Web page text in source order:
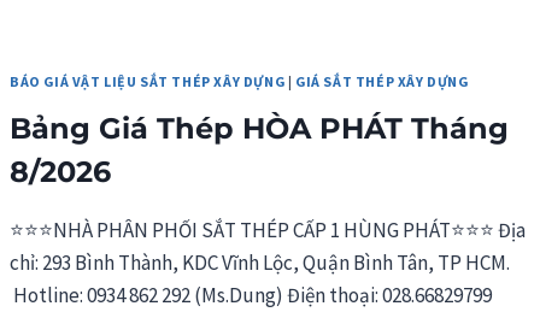
BÁO GIÁ VẬT LIỆU SẮT THÉP XÂY DỰNG | GIÁ SẮT THÉP XÂY DỰNG
Bảng Giá Thép HÒA PHÁT Tháng
8/2026
⭐⭐⭐NHÀ PHÂN PHỐI SẮT THÉP CẤP 1 HÙNG PHÁT⭐⭐⭐ Địa
chỉ: 293 Bình Thành, KDC Vĩnh Lộc, Quận Bình Tân, TP HCM.
Hotline: 0934 862 292 (Ms.Dung) Điện thoại: 028.66829799